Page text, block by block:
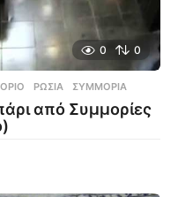
0 0
,ΡΩΣΊΑ ,ΣΥΜΜΟΡΊΑ
από Συμμορίες